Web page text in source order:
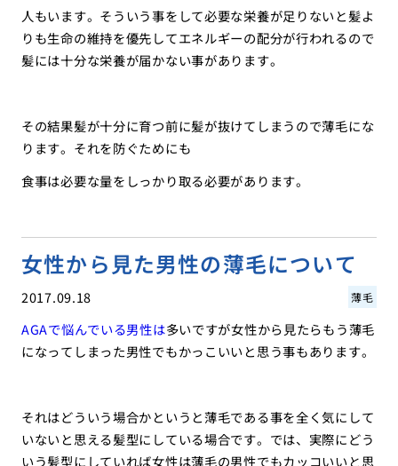
人もいます。そういう事をして必要な栄養が足りないと髪よ
りも生命の維持を優先してエネルギーの配分が行われるので
髪には十分な栄養が届かない事があります。
その結果髪が十分に育つ前に髪が抜けてしまうので薄毛にな
ります。それを防ぐためにも
食事は必要な量をしっかり取る必要があります。
女性から見た男性の薄毛について
2017.09.18 薄毛
AGAで悩んでいる男性は多いですが女性から見たらもう薄毛
になってしまった男性でもかっこいいと思う事もあります。
それはどういう場合かというと薄毛である事を全く気にして
いないと思える髪型にしている場合です。では、実際にどう
いう髪型にしていれば女性は薄毛の男性でもカッコいいと思